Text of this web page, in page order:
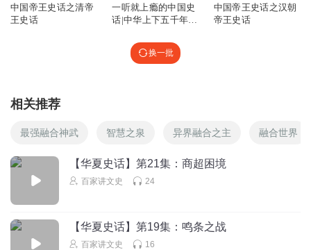
中国帝王史话之清帝
王史话
一听就上瘾的中国史
话|中华上下五千年历
中国帝王史话之汉朝
帝王史话
换一批
相关推荐
最强融合神武 智慧之泉 异界融合之主 融合世界
【华夏史话】第21集：商超困境
百家讲文史 24
【华夏史话】第19集：鸣条之战
百家讲文史 16